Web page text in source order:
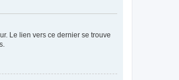
Le lien vers ce dernier se trouve